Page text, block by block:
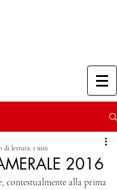
2016
di lettura: 1 min
contestualmente alla prima